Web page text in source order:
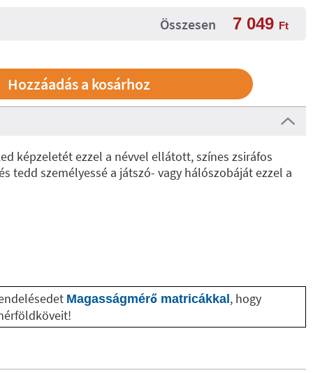
Összesen 7 049 Ft
képzeletét ezzel a névvel ellátott, színes zsiráfos
tedd személyessé a játszó- vagy hálószobáját ezzel a
Magasságmérő matricákkal , hogy